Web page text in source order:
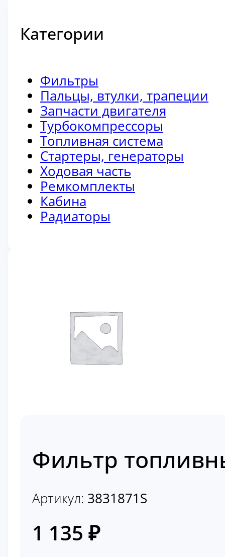
Категории
Фильтры
Пальцы, втулки, трапеции
Запчасти двигателя
Турбокомпрессоры
Топливная система
Стартеры, генераторы
Ходовая часть
Ремкомплекты
Кабина
Радиаторы
Фильтр
Артикул: 3831871S
1 135 ₽